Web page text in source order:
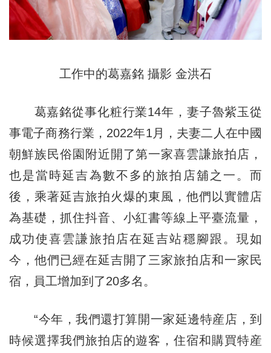
工作中的葛嘉銘 攝影 金洪石
葛嘉銘從事化粧行業14年，妻子魯紫玉從
事電子商務行業，2022年1月，夫妻二人在中國
朝鮮族民俗園附近開了第一家喜雲謙旅拍店，
也是當時延吉為數不多的旅拍店舖之一。而
後，乘著延吉旅拍火爆的東風，他們以實體店
為基礎，抓住抖音、小紅書等線上平臺流量，
成功使喜雲謙旅拍店在延吉站穩腳跟。現如
今，他們已經在延吉開了三家旅拍店和一家民
宿，員工增加到了20多名。
“今年，我們還打算開一家延邊特産店，到
時候選擇我們旅拍店的遊客，住宿和購買特産